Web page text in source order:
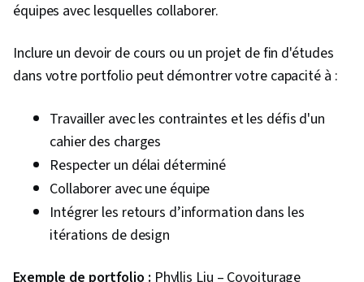
équipes avec lesquelles collaborer.
Inclure un devoir de cours ou un projet de fin d'études
dans votre portfolio peut démontrer votre capacité à :
Travailler avec les contraintes et les défis d'un
cahier des charges
Respecter un délai déterminé
Collaborer avec une équipe
Intégrer les retours d’information dans les
itérations de design
Exemple de portfolio : Phyllis Liu – Covoiturage